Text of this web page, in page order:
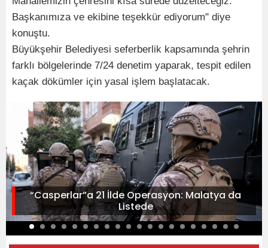
Başkanımıza ve ekibine teşekkür ediyorum" diye
konuştu.
Büyükşehir Belediyesi seferberlik kapsamında şehrin
farklı bölgelerinde 7/24 denetim yaparak, tespit edilen
kaçak dökümler için yasal işlem başlatacak.
“Casperlar”a 21 İlde Operasyon: Malatya da
Listede